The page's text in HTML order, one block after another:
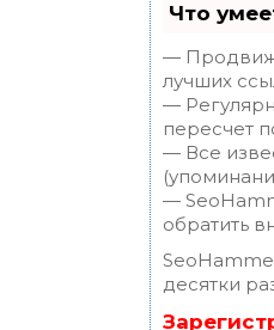
Что
—
лучших
—
пересчет
— Все
—
обратить
десятки